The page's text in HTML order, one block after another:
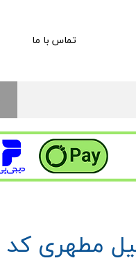
تماس با ما
مطهری کد 502